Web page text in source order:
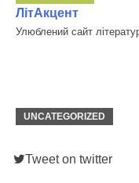
ЛітАкцент
Улюблений сайт
UNCATEGORIZED
Tweet on twitter